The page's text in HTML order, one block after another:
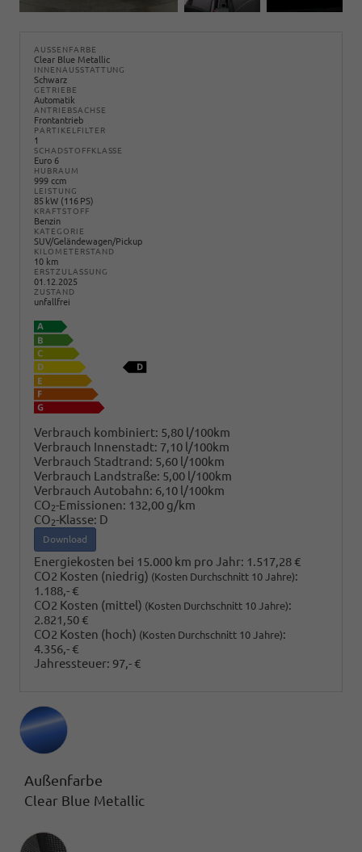
AUSSENFARBE
Clear Blue Metallic
INNENAUSSTATTUNG
Schwarz
GETRIEBE
Automatik
ANTRIEBSACHSE
Frontantrieb
PARTIKELFILTER
1
SCHADSTOFFKLASSE
Euro 6
HUBRAUM
999 ccm
LEISTUNG
85 kW (116 PS)
KRAFTSTOFF
Benzin
KATEGORIE
SUV/Geländewagen/Pickup
KILOMETERSTAND
10 km
ERSTZULASSUNG
01.12.2025
ZUSTAND
unfallfrei
Verbrauch kombiniert: 5,80 l/100km
Verbrauch Innenstadt: 7,10 l/100km
Verbrauch Stadtrand: 5,60 l/100km
Verbrauch Landstraße: 5,00 l/100km
Verbrauch Autobahn: 6,10 l/100km
CO2-Emissionen: 132,00 g/km
CO2-Klasse: D
Download
Energiekosten bei 15.000 km pro Jahr: 1.517,28 €
CO2 Kosten (niedrig) (Kosten Durchschnitt 10 Jahre):
1.188,- €
CO2 Kosten (mittel) (Kosten Durchschnitt 10 Jahre):
2.821,50 €
CO2 Kosten (hoch) (Kosten Durchschnitt 10 Jahre):
4.356,- €
Jahressteuer: 97,- €
Außenfarbe
Clear Blue Metallic
Innenausstattung